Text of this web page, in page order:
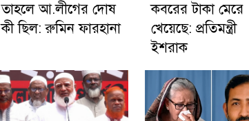
তাহলে আ.লীগের দোষ
কী ছিল: রুমিন ফারহানা
কবরের টাকা মেরে
খেয়েছে: প্রতিমন্ত্রী
ইশরাক